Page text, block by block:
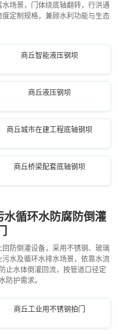
场景，门体绕底轴翻转，行洪通
定制规格，兼顾水利功能与生态
商丘智能液压钢坝
商丘液压钢坝
商丘城市在建工程底轴钢坝
商丘桥梁配套底轴钢坝
水循环水防腐防倒灌
防倒灌设备，采用不锈钢、玻璃
水及循环水排水场景，依靠水流
止水体倒灌回流，按管道口径定
防护需求。
商丘工业用不锈钢拍门